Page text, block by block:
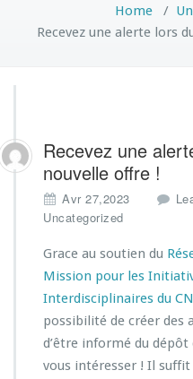
Home/
Recevez une alerte lors
Recevez une
nouvelle offre !
Avr 27,2023
Uncategorized
Grace au soutien du
Mission pour les
Interdisciplinaires du
possibilité de créer des
d’être informé du dépôt
vous intéresser ! Il